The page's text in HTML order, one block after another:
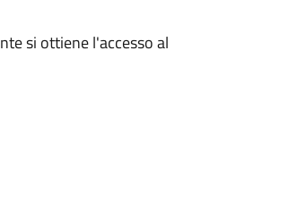
si ottiene l'accesso al